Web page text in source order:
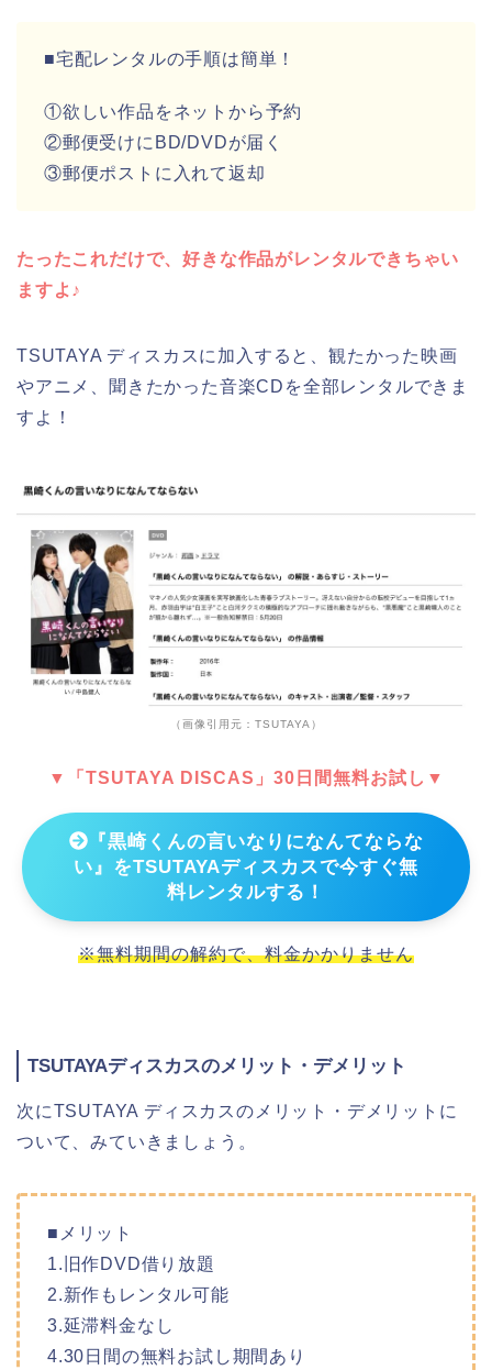
■宅配レンタルの手順は簡単！
①欲しい作品をネットから予約
②郵便受けにBD/DVDが届く
③郵便ポストに入れて返却
たったこれだけで、好きな作品がレンタルできちゃい
ますよ♪
TSUTAYA ディスカスに加入すると、観たかった映画
やアニメ、聞きたかった音楽CDを全部レンタルできま
すよ！
（画像引用元：TSUTAYA）
▼「TSUTAYA DISCAS」30日間無料お試し▼
『黒崎くんの言いなりになんてならな
い』をTSUTAYAディスカスで今すぐ無
料レンタルする！
※無料期間の解約で、料金かかりません
TSUTAYAディスカスのメリット・デメリット
次にTSUTAYA ディスカスのメリット・デメリットに
ついて、みていきましょう。
■メリット
1.旧作DVD借り放題
2.新作もレンタル可能
3.延滞料金なし
4.30日間の無料お試し期間あり